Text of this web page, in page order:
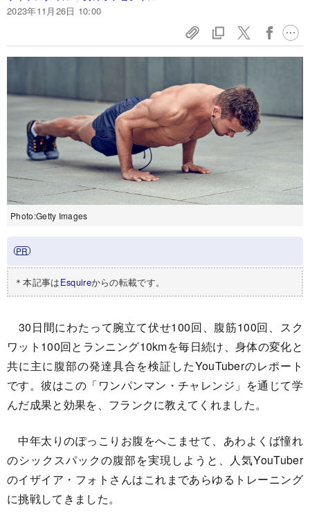
2023年11月26日 10:00
Photo:Getty Images
＊本記事はEsquireからの転載です。
30日間にわたって腕立て伏せ100回、腹筋100回、スク
ワット100回とランニング10kmを毎日続け、身体の変化と
共に主に腹部の発達具合を検証したYouTuberのレポート
です。彼はこの「ワンパンマン・チャレンジ」を通じて学
んだ成果と効果を、フランクに教えてくれました。
中年太りのぽっこりお腹をへこませて、あわよくば憧れ
のシックスパックの腹部を実現しようと、人気YouTuber
のイザイア・フォトさんはこれまであらゆるトレーニング
に挑戦してきました。